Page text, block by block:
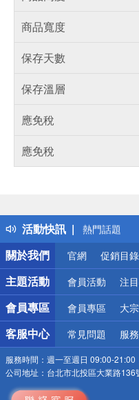
商品寬度
保存天數
保存溫層
應免稅
應免稅
活動快訊
得獎公告
熱門話題
銀行優惠
偏遠地區配送
詐騙網頁！
關於我們
官網 促銷目錄
主題活動 會員活動 注
會員專區 會員專區 大
客服中心 常見問題 服
服務時間： 週一至週日 09:00-21:00
公司地址： 台北市北投區大業路136